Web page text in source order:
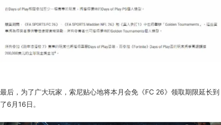
最后，为了广大玩家，索尼贴心地将本月会免《FC 26》领取期限延长到
了6月16日。